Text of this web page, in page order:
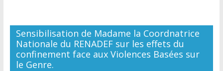
Sensibilisation de Madame la Coordnatrice
Nationale du RENADEF sur les effets du
confinement face aux Violences Basées sur
le Genre.